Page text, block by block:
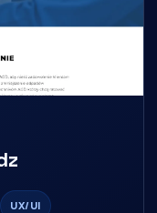
UX/UI